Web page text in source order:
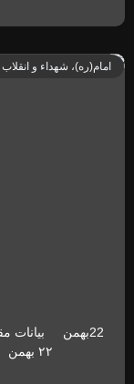
امام(ره)، شهداء و انقلاب
22بهمن بیانات
۲۲ بهمن بیست و دوم بهمن، در حکم عید غدیر